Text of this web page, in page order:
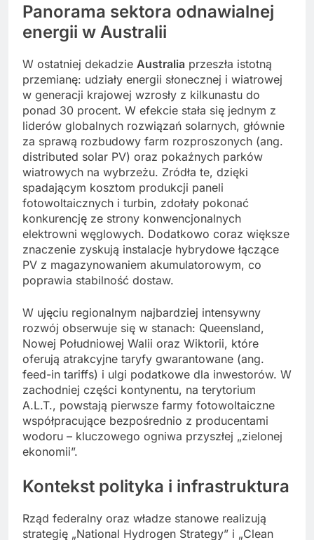
Panorama sektora odnawialnej
energii w Australii
W ostatniej dekadzie Australia przeszła istotną
przemianę: udziały energii słonecznej i wiatrowej
w generacji krajowej wzrosły z kilkunastu do
ponad 30 procent. W efekcie stała się jednym z
liderów globalnych rozwiązań solarnych, głównie
za sprawą rozbudowy farm rozproszonych (ang.
distributed solar PV) oraz pokaźnych parków
wiatrowych na wybrzeżu. Zródła te, dzięki
spadającym kosztom produkcji paneli
fotowoltaicznych i turbin, zdołały pokonać
konkurencję ze strony konwencjonalnych
elektrowni węglowych. Dodatkowo coraz większe
znaczenie zyskują instalacje hybrydowe łączące
PV z magazynowaniem akumulatorowym, co
poprawia stabilność dostaw.
W ujęciu regionalnym najbardziej intensywny
rozwój obserwuje się w stanach: Queensland,
Nowej Południowej Walii oraz Wiktorii, które
oferują atrakcyjne taryfy gwarantowane (ang.
feed-in tariffs) i ulgi podatkowe dla inwestorów. W
zachodniej części kontynentu, na terytorium
A.L.T., powstają pierwsze farmy fotowoltaiczne
współpracujące bezpośrednio z producentami
wodoru – kluczowego ogniwa przyszłej „zielonej
ekonomii”.
Kontekst polityka i infrastruktura
Rząd federalny oraz władze stanowe realizują
strategię „National Hydrogen Strategy” i „Clean